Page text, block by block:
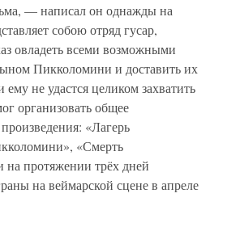
— написал он однажды на
собою отряд гусар,
овладеть всеми возможными
Пикколомини и доставить их
ему не удастся целиком захватить
организовать общее
«Лагерь
«Смерть
протяжении трёх дней
на веймарской сцене в апреле